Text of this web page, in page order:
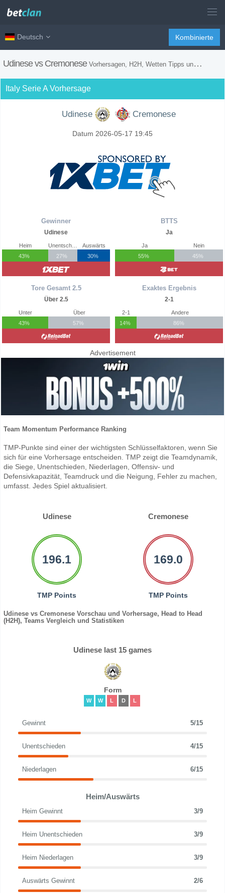
Deutsch Kombinierte
Udinese vs Cremonese Vorhersagen, H2H, Wetten Tipps und Spiel Vorschau
Italy Serie A Vorhersage
Udinese Cremonese
Datum 2026-05-17 19:45
Gewinner
Udinese
Heim
43%
27%
Auswärts
30%
Tore Gesamt 2.5
Über 2.5
Unter
43%
Über
57%
BTTS
Ja
Ja
55%
Nein
45%
Exaktes Ergebnis
2-1
2-1
14%
Andere
86%
Advertisement
Team Momentum Performance Ranking
TMP-Punkte sind einer der wichtigsten Schlüsselfaktoren, wenn Sie
sich für eine Vorhersage entscheiden. TMP zeigt die Teamdynamik,
die Siege, Unentschieden, Niederlagen, Offensiv- und
Defensivkapazität, Teamdruck und die Neigung, Fehler zu machen,
umfasst. Jedes Spiel aktualisiert.
Udinese Cremonese
196.1
TMP Points
169.0
TMP Points
Udinese vs Cremonese Vorschau und Vorhersage, Head to Head
(H2H), Teams Vergleich und Statistiken
Udinese last 15 games
Form
W W L D L
Gewinnt 5/15
Unentschieden 4/15
Niederlagen 6/15
Heim/Auswärts
Heim Gewinnt 3/9
Heim Unentschieden 3/9
Heim Niederlagen 3/9
Auswärts Gewinnt 2/6